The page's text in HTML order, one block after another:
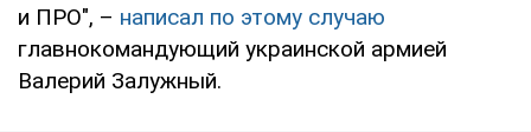
и ПРО", – написал по этому случаю
главнокомандующий украинской армией
Валерий Залужный.